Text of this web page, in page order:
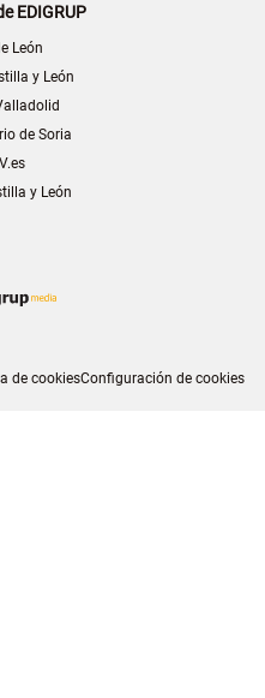
EDIGRUP
León
y León
de Soria
y León
de cookiesConfiguración de cookies